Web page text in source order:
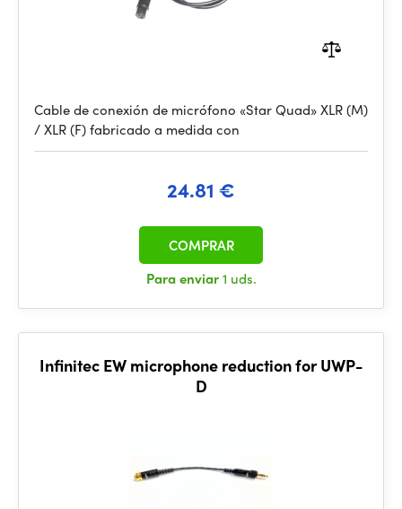
Cable de conexión de micrófono «Star Quad» XLR (M)
/ XLR (F) fabricado a medida con
24.81 €
Para enviar1 uds.
COMPRAR
Infinitec EW microphone reduction for UWP-
D